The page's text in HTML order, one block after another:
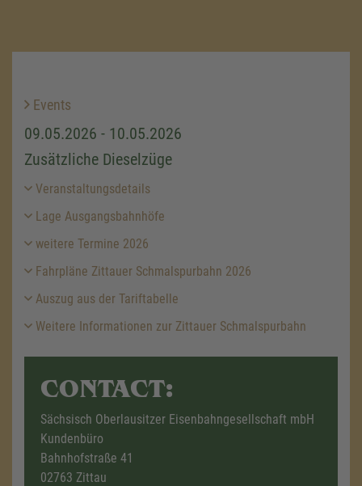
Events
09.05.2026 - 10.05.2026
Zusätzliche Dieselzüge
Veranstaltungsdetails
Lage Ausgangsbahnhöfe
weitere Termine 2026
Fahrpläne Zittauer Schmalspurbahn 2026
Auszug aus der Tariftabelle
Weitere Informationen zur Zittauer Schmalspurbahn
CONTACT:
Sächsisch Oberlausitzer Eisenbahngesellschaft mbH
Kundenbüro
Bahnhofstraße 41
02763 Zittau